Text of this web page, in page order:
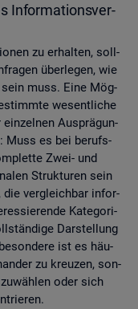
In­for­ma­ti­ons­ver­
zu er­hal­ten, soll­
über­le­gen, wie
muss. Eine Mög­
we­sent­li­che
ein­zel­nen Aus­prä­gun­
Muss es bei be­rufs­
Zwei- und
Struk­tu­ren sein
die ver­gleich­bar in­for­
Ka­te­go­ri­
Dar­stel­lung
ist es häu­
zu kreu­zen, son­
oder sich